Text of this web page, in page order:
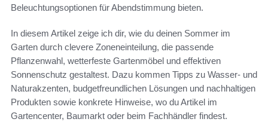
Beleuchtungsoptionen für Abendstimmung bieten.
In diesem Artikel zeige ich dir, wie du deinen Sommer im
Garten durch clevere Zoneneinteilung, die passende
Pflanzenwahl, wetterfeste Gartenmöbel und effektiven
Sonnenschutz gestaltest. Dazu kommen Tipps zu Wasser- und
Naturakzenten, budgetfreundlichen Lösungen und nachhaltigen
Produkten sowie konkrete Hinweise, wo du Artikel im
Gartencenter, Baumarkt oder beim Fachhändler findest.